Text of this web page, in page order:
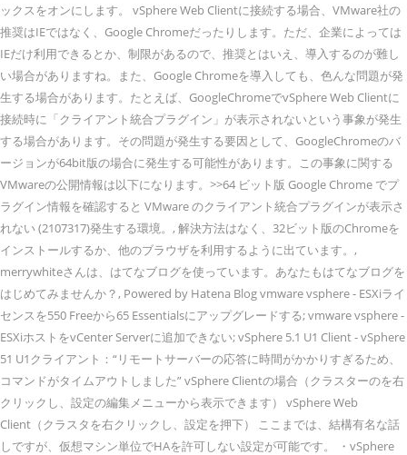
ックスをオンにします。 vSphere Web Clientに接続する場合、VMware社の
推奨はIEではなく、Google Chromeだったりします。ただ、企業によっては
IEだけ利用できるとか、制限があるので、推奨とはいえ、導入するのが難し
い場合がありますね。また、Google Chromeを導入しても、色んな問題が発
生する場合があります。たとえば、GoogleChromeでvSphere Web Clientに
接続時に「クライアント統合プラグイン」が表示されないという事象が発生
する場合があります。その問題が発生する要因として、GoogleChromeのバ
ージョンが64bit版の場合に発生する可能性があります。この事象に関する
VMwareの公開情報は以下になります。>>64 ビット版 Google Chrome でプ
ラグイン情報を確認すると VMware のクライアント統合プラグインが表示さ
れない (2107317)発生する環境。, 解決方法はなく、32ビット版のChromeを
インストールするか、他のブラウザを利用するように出ています。,
merrywhiteさんは、はてなブログを使っています。あなたもはてなブログを
はじめてみませんか？, Powered by Hatena Blog vmware vsphere - ESXiライ
センスを550 Freeから65 Essentialsにアップグレードする; vmware vsphere -
ESXiホストをvCenter Serverに追加できない; vSphere 5.1 U1 Client - vSphere
51 U1クライアント：“リモートサーバーの応答に時間がかかりすぎるため、
コマンドがタイムアウトしました” vSphere Clientの場合（クラスターのを右
クリックし、設定の編集メニューから表示できます） vSphere Web
Client（クラスタを右クリックし、設定を押下） ここまでは、結構有名な話
しですが、仮想マシン単位でHAを許可しない設定が可能です。 ・vSphere